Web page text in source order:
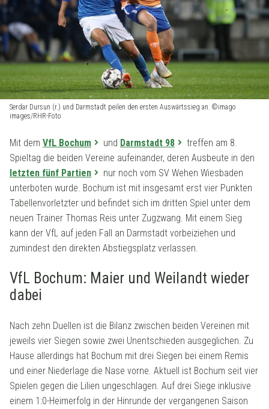
Serdar Dursun (r.) und Darmstadt peilen den ersten Auswärtssieg an. ©imago
images/RHR-Foto
Mit dem VfL Bochum und Darmstadt 98
treffen am 8.
Spieltag die beiden Vereine aufeinander, deren Ausbeute in den
letzten fünf Partien
nur noch vom SV Wehen Wiesbaden
unterboten wurde. Bochum ist mit insgesamt erst vier Punkten
Tabellenvorletzter und befindet sich im dritten Spiel unter dem
neuen Trainer Thomas Reis unter Zugzwang. Mit einem Sieg
kann der VfL auf jeden Fall an Darmstadt vorbeiziehen und
zumindest den direkten Abstiegsplatz verlassen.
VfL Bochum: Maier und Weilandt wieder
dabei
Nach zehn Duellen ist die Bilanz zwischen beiden Vereinen mit
jeweils vier Siegen sowie zwei Unentschieden ausgeglichen. Zu
Hause allerdings hat Bochum mit drei Siegen bei einem Remis
und einer Niederlage die Nase vorne. Aktuell ist Bochum seit vier
Spielen gegen die Lilien ungeschlagen. Auf drei Siege inklusive
einem 1:0-Heimerfolg in der Hinrunde der vergangenen Saison